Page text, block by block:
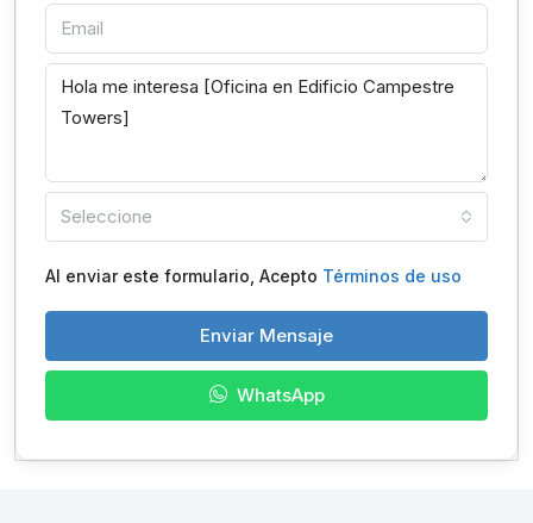
Seleccione
Al enviar este formulario, Acepto Términos de uso
Enviar Mensaje
WhatsApp